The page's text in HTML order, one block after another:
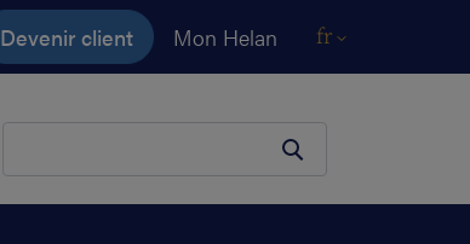
Devenir client Mon Helan fr